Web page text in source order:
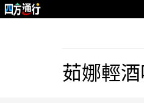
茹娜輕